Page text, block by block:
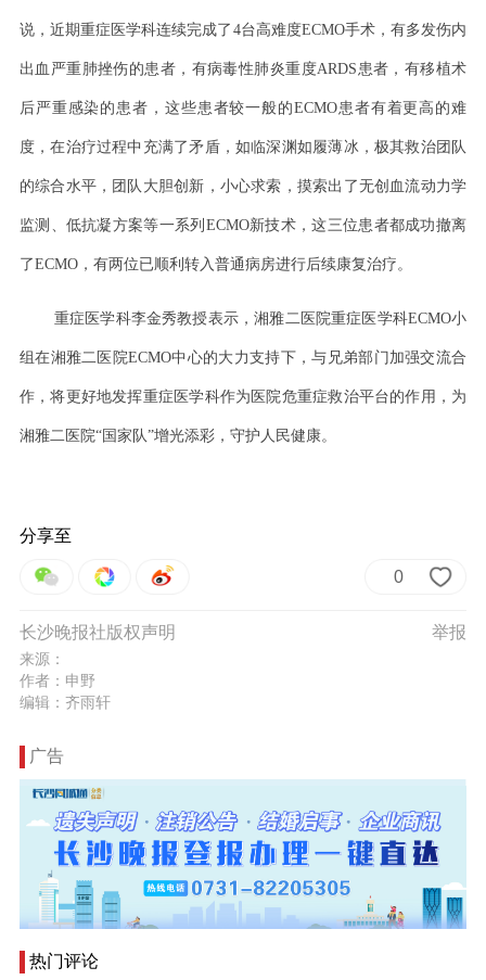
说，近期重症医学科连续完成了4台高难度ECMO手术，有多发伤内
出血严重肺挫伤的患者，有病毒性肺炎重度ARDS患者，有移植术
后严重感染的患者，这些患者较一般的ECMO患者有着更高的难
度，在治疗过程中充满了矛盾，如临深渊如履薄冰，极其救治团队
的综合水平，团队大胆创新，小心求索，摸索出了无创血流动力学
监测、低抗凝方案等一系列ECMO新技术，这三位患者都成功撤离
了ECMO，有两位已顺利转入普通病房进行后续康复治疗。
重症医学科李金秀教授表示，湘雅二医院重症医学科ECMO小
组在湘雅二医院ECMO中心的大力支持下，与兄弟部门加强交流合
作，将更好地发挥重症医学科作为医院危重症救治平台的作用，为
湘雅二医院“国家队”增光添彩，守护人民健康。
分享至
0
举报
长沙晚报社版权声明
来源：
作者：申野
编辑：齐雨轩
广告
热门评论